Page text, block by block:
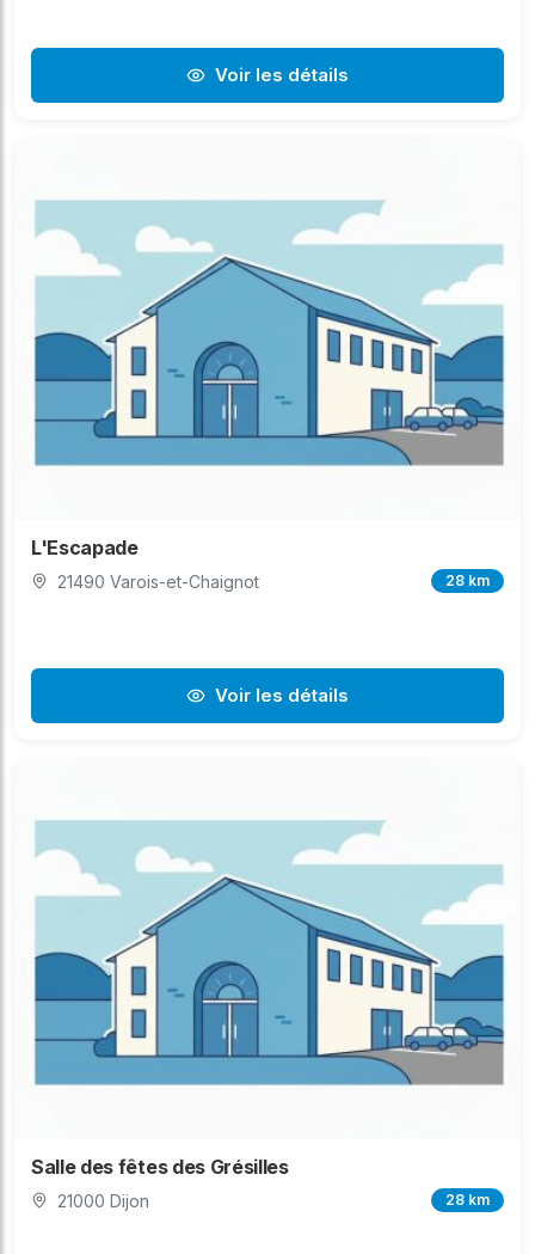
Voir les détails
L'Escapade
21490 Varois-et-Chaignot 28 km
Voir les détails
Salle des fêtes des Grésilles
21000 Dijon 28 km